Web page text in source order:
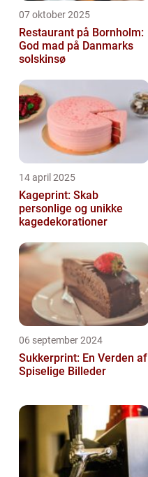
07 oktober 2025
Restaurant på Bornholm:
God mad på Danmarks
solskinsø
14 april 2025
Kageprint: Skab
personlige og unikke
kagedekorationer
06 september 2024
Sukkerprint: En Verden af
Spiselige Billeder